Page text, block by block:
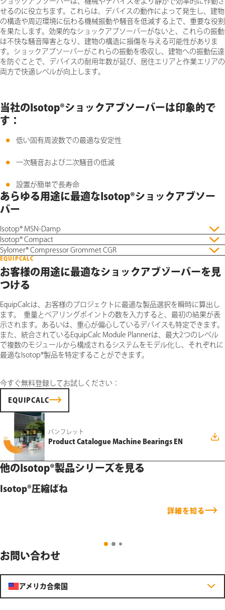
せるのに役立ちます。これらは、デバイスの動作によって発生し、建物
の構造や周辺環境に伝わる機械振動や騒音を低減する上で、重要な役割
を果たします。効果的なショックアブソーバーがないと、これらの振動
は不快な騒音障害となり、建物の構造に損傷を与える可能性がありま
す。ショックアブソーバーがこれらの振動を吸収し、建物への振動伝達
を防ぐことで、デバイスの耐用年数が延び、居住エリアと作業エリアの
両方で快適レベルが向上します。
当社のIsotop®ショックアブソーバーは印象的で
す：
低い固有周波数での最適な安定性
一次騒音および二次騒音の低減
設置が簡単で長寿命
あらゆる用途に最適なIsotop®ショックアブソー
バー
Isotop® MSN-Damp
Isotop® Compact
Sylomer® Compressor Grommet CGR
EQUIPCALC
お客様の用途に最適なショックアブゾーバーを見
つける
EquipCalcは、お客様のプロジェクトに最適な製品選択を瞬時に算出し
ます。 重量とベアリングポイントの数を入力すると、最初の結果が表
示されます。あるいは、重心が偏心しているデバイスも特定できます。
また、統合されているEquipCalc Module Plannerは、最大2つのレベル
で複数のモジュールから構成されるシステムをモデル化し、それぞれに
最適なIsotop®製品を特定することができます。
今すぐ無料登録してお試しください：
EQUIPCALC
パンフレット
Product Catalogue Machine Bearings EN
他のIsotop®製品シリーズを見る
Isotop®圧縮ばね
詳細を知る
お問い合わせ
アメリカ合衆国